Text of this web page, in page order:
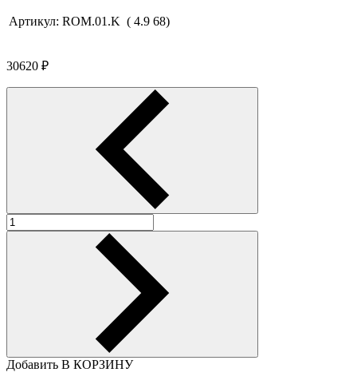
Артикул: ROM.01.K ( 4.9 68)
30620 ₽
Добавить В КОРЗИНУ